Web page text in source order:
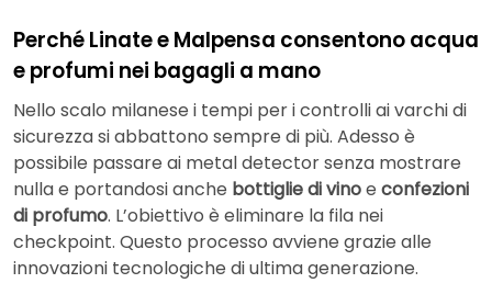
Perché Linate e Malpensa consentono acqua
e profumi nei bagagli a mano
Nello scalo milanese i tempi per i controlli ai varchi di
sicurezza si abbattono sempre di più. Adesso è
possibile passare ai metal detector senza mostrare
nulla e portandosi anche bottiglie di vinoe confezioni
di profumo. L’obiettivo è eliminare la fila nei
checkpoint. Questo processo avviene grazie alle
innovazioni tecnologiche di ultima generazione.